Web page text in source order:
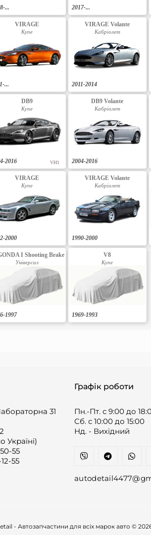
... 2017-...
VIRAGE
Купе
...
VIRAGE Volante
Кабріолет
2011-2014
DB9
Купе
2016 VH1
DB9 Volante
Кабріолет
2004-2016
VIRAGE
Купе
2000
VIRAGE Volante
Кабріолет
1990-2000
I Shooting Brake
Універсал
1997
V8
Купе
1969-1993
31
Україні)
55
55
Графік роботи
Пн.-Пт. с 9:00 до
Cб. с 10:00 до 15:00
Нд. - Вихідний
- Автозапчастини для всіх марок авто ©